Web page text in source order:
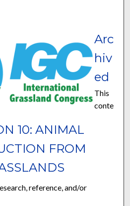
10: ANIMAL
FROM
Arc
hiv
ed
This
conte
reference, and/or